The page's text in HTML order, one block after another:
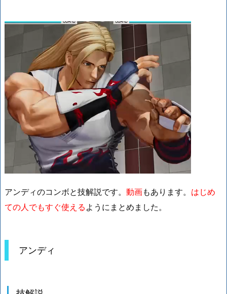
アンディのコンボと技解説です。 動画もあります。 はじめ
ての人でもすぐ使える ようにまとめました。
アンディ